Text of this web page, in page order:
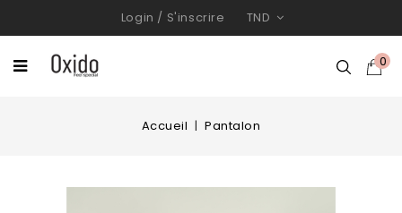
Login / S'inscrire TND
0
Accueil Pantalon